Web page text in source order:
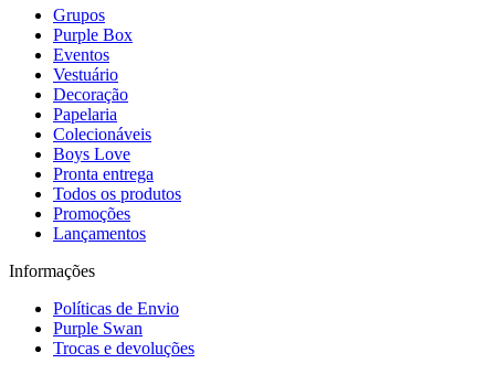
Grupos
Purple Box
Eventos
Vestuário
Decoração
Papelaria
Colecionáveis
Boys Love
Pronta entrega
Todos os produtos
Promoções
Lançamentos
Informações
Políticas de Envio
Purple Swan
Trocas e devoluções